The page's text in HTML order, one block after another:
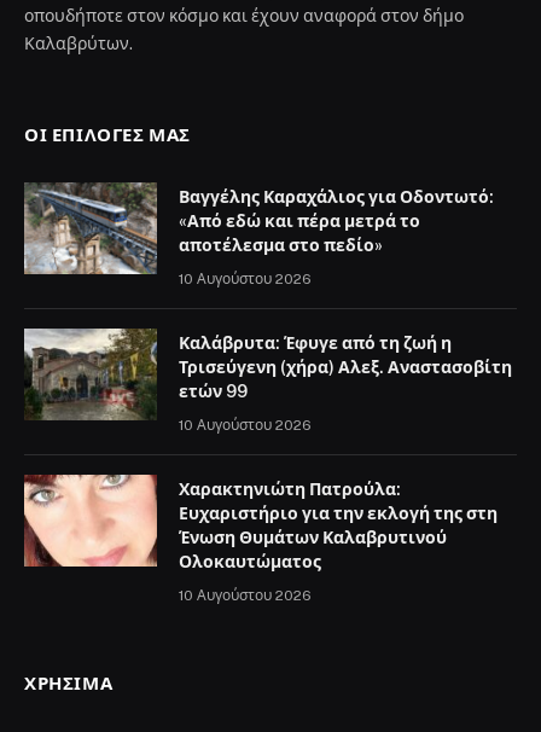
οπουδήποτε στον κόσμο και έχουν αναφορά στον δήμο
Καλαβρύτων.
ΟΙ ΕΠΙΛΟΓΈΣ ΜΑΣ
Βαγγέλης Καραχάλιος για Οδοντωτό:
«Από εδώ και πέρα μετρά το
αποτέλεσμα στο πεδίο»
10 Αυγούστου 2026
Καλάβρυτα: Έφυγε από τη ζωή η
Τρισεύγενη (χήρα) Αλεξ. Αναστασοβίτη
ετών 99
10 Αυγούστου 2026
Χαρακτηνιώτη Πατρούλα:
Ευχαριστήριο για την εκλογή της στη
Ένωση Θυμάτων Καλαβρυτινού
Ολοκαυτώματος
10 Αυγούστου 2026
ΧΡΉΣΙΜΑ